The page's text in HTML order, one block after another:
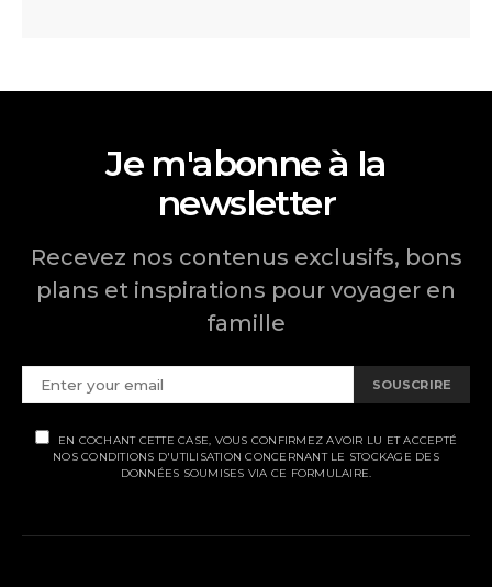
Je m'abonne à la
newsletter
Recevez nos contenus exclusifs, bons
plans et inspirations pour voyager en
famille
SOUSCRIRE
EN COCHANT CETTE CASE, VOUS CONFIRMEZ AVOIR LU ET ACCEPTÉ
NOS CONDITIONS D'UTILISATION CONCERNANT LE STOCKAGE DES
DONNÉES SOUMISES VIA CE FORMULAIRE.